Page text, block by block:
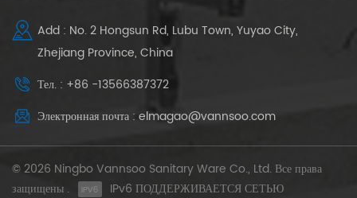
Add : No. 2 Hongsun Rd, Lubu Town, Yuyao City,
Zhejiang Province, China
Тел. : +86 -13566387372
Электронная почта : elmagao@vannsoo.com
© 2026 Ningbo Vannsoo Sanitary Ware Co., Ltd. Все права
защищены .
IPv6 ПОДДЕРЖИВАЕТСЯ СЕТЬЮ